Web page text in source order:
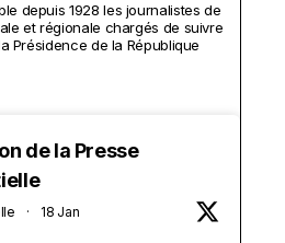
depuis 1928 les journalistes de
et régionale chargés de suivre
Présidence de la République
de la Presse
· 18 Jan